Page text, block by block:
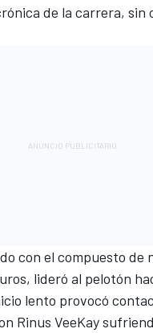
de la carrera, sin
con el compuesto de
lideró al pelotón
lento provocó
Rinus VeeKay